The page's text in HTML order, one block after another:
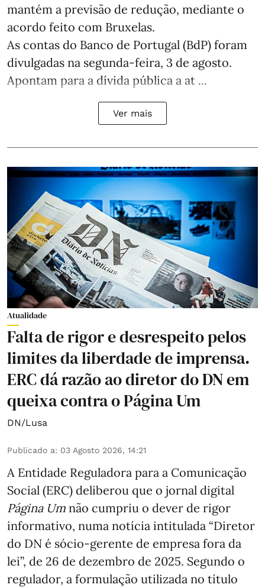
mantém a previsão de redução, mediante o
acordo feito com Bruxelas.
As contas do Banco de Portugal (BdP) foram
divulgadas na segunda-feira, 3 de agosto.
Apontam para a dívida pública a at ...
Ver mais
Atualidade
Falta de rigor e desrespeito pelos
limites da liberdade de imprensa.
ERC dá razão ao diretor do DN em
queixa contra o Página Um
DN/Lusa
Publicado a: 03 Agosto 2026, 14:21
A Entidade Reguladora para a Comunicação
Social (ERC) deliberou que o jornal digital
Página Um não cumpriu o dever de rigor
informativo, numa notícia intitulada “Diretor
do DN é sócio‑gerente de empresa fora da
lei”, de 26 de dezembro de 2025. Segundo o
regulador, a formulação utilizada no título